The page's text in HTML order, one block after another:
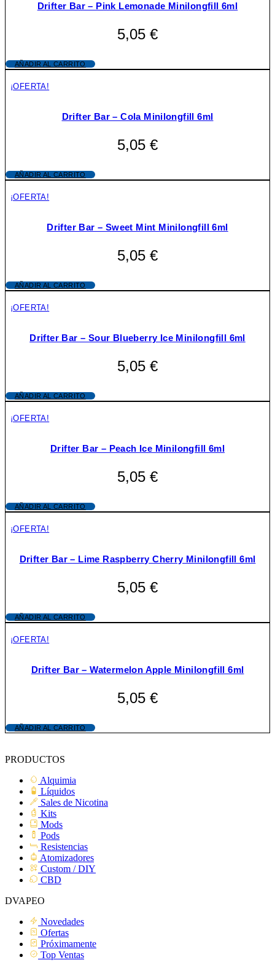
Drifter Bar – Pink Lemonade Minilongfill 6ml
5,05 €
AÑADIR AL CARRITO
¡OFERTA!
Drifter Bar – Cola Minilongfill 6ml
5,05 €
AÑADIR AL CARRITO
¡OFERTA!
Drifter Bar – Sweet Mint Minilongfill 6ml
5,05 €
AÑADIR AL CARRITO
¡OFERTA!
Drifter Bar – Sour Blueberry Ice Minilongfill 6ml
5,05 €
AÑADIR AL CARRITO
¡OFERTA!
Drifter Bar – Peach Ice Minilongfill 6ml
5,05 €
AÑADIR AL CARRITO
¡OFERTA!
Drifter Bar – Lime Raspberry Cherry Minilongfill 6ml
5,05 €
AÑADIR AL CARRITO
¡OFERTA!
Drifter Bar – Watermelon Apple Minilongfill 6ml
5,05 €
AÑADIR AL CARRITO
PRODUCTOS
Alquimia
Líquidos
Sales de Nicotina
Kits
Mods
Pods
Resistencias
Atomizadores
Custom / DIY
CBD
DVAPEO
Novedades
Ofertas
Próximamente
Top Ventas